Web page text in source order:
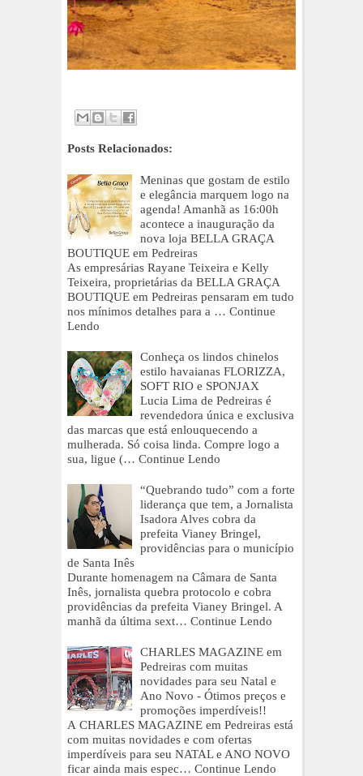
Posts Relacionados:
Meninas que gostam de estilo
e elegância marquem logo na
agenda! Amanhã as 16:00h
acontece a inauguração da
nova loja BELLA GRAÇA
BOUTIQUE em Pedreiras
As empresárias Rayane Teixeira e Kelly
Teixeira, proprietárias da BELLA GRAÇA
BOUTIQUE em Pedreiras pensaram em tudo
nos mínimos detalhes para a … Continue
Lendo
Conheça os lindos chinelos
estilo havaianas FLORIZZA,
SOFT RIO e SPONJAX
Lucia Lima de Pedreiras é
revendedora única e exclusiva
das marcas que está enlouquecendo a
mulherada. Só coisa linda. Compre logo a
sua, ligue (… Continue Lendo
“Quebrando tudo” com a forte
liderança que tem, a Jornalista
Isadora Alves cobra da
prefeita Vianey Bringel,
providências para o município
de Santa Inês
Durante homenagem na Câmara de Santa
Inês, jornalista quebra protocolo e cobra
providências da prefeita Vianey Bringel. A
manhã da última sext… Continue Lendo
CHARLES MAGAZINE em
Pedreiras com muitas
novidades para seu Natal e
Ano Novo - Ótimos preços e
promoções imperdíveis!!
A CHARLES MAGAZINE em Pedreiras está
com muitas novidades e com ofertas
imperdíveis para seu NATAL e ANO NOVO
ficar ainda mais espec… Continue Lendo